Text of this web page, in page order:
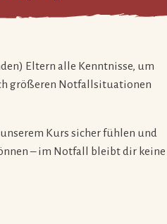
Eltern alle Kenntnisse, um
größeren Notfallsituationen
Kurs sicher fühlen und
– im Notfall bleibt dir keine